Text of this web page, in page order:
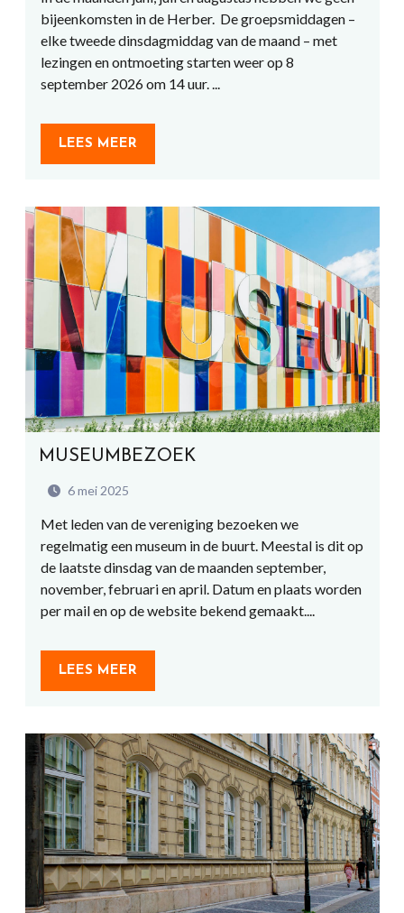
bijeenkomsten in de Herber. De groepsmiddagen –
elke tweede dinsdagmiddag van de maand – met
lezingen en ontmoeting starten weer op 8
september 2026 om 14 uur. ...
LEES MEER
MUSEUMBEZOEK
6 mei 2025
Met leden van de vereniging bezoeken we
regelmatig een museum in de buurt. Meestal is dit op
de laatste dinsdag van de maanden september,
november, februari en april. Datum en plaats worden
per mail en op de website bekend gemaakt....
LEES MEER